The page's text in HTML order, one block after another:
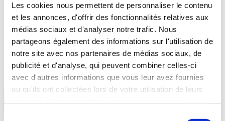
Les cookies nous permettent de personnaliser le contenu
et les annonces, d'offrir des fonctionnalités relatives aux
médias sociaux et d'analyser notre trafic. Nous
partageons également des informations sur l'utilisation de
notre site avec nos partenaires de médias sociaux, de
publicité et d'analyse, qui peuvent combiner celles-ci
avec d'autres informations que vous leur avez fournies
ou qu'ils ont collectées lors de votre utilisation de leurs
Lichens
Dermatose chronique relativement rare, le lichen plan est une maladie
inflammatoire auto-immune chronique et bénigne dont l’origine reste
encore inconnue. Même s’il apparait souvent sur la peau, les muqueuses
buccales peuvent être touchées.